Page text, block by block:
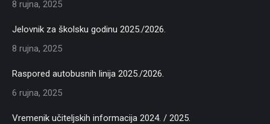
8 rujna, 2025
Jelovnik za školsku godinu 2025./2026.
8 rujna, 2025
Raspored autobusnih linija 2025./2026.
6 rujna, 2025
Vremenik učiteljskih informacija 2024. / 2025.